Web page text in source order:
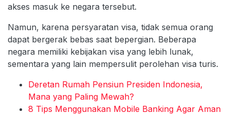
akses masuk ke negara tersebut.
Namun, karena persyaratan visa, tidak semua orang
dapat bergerak bebas saat bepergian. Beberapa
negara memiliki kebijakan visa yang lebih lunak,
sementara yang lain mempersulit perolehan visa turis.
Deretan Rumah Pensiun Presiden Indonesia,
Mana yang Paling Mewah?
8 Tips Menggunakan Mobile Banking Agar Aman